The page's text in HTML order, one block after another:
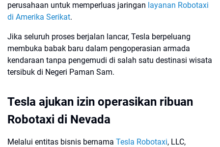
perusahaan untuk memperluas jaringan layanan Robotaxi
di Amerika Serikat.
Jika seluruh proses berjalan lancar, Tesla berpeluang
membuka babak baru dalam pengoperasian armada
kendaraan tanpa pengemudi di salah satu destinasi wisata
tersibuk di Negeri Paman Sam.
Tesla ajukan izin operasikan ribuan
Robotaxi di Nevada
Melalui entitas bisnis bernama Tesla Robotaxi, LLC,